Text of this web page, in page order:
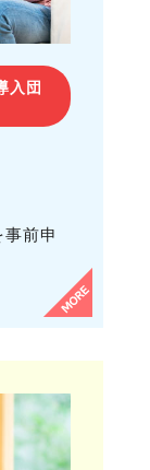
入団
前申